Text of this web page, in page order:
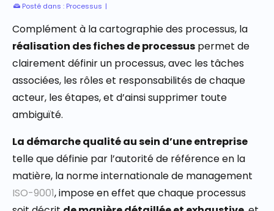
Posté dans : Processus |
Complément à la cartographie des processus, la
réalisation des fiches de processus permet de
clairement définir un processus, avec les tâches
associées, les rôles et responsabilités de chaque
acteur, les étapes, et d’ainsi supprimer toute
ambiguïté.
La démarche qualité au sein d’une entreprise
telle que définie par l’autorité de référence en la
matière, la norme internationale de management
ISO-9001, impose en effet que chaque processus